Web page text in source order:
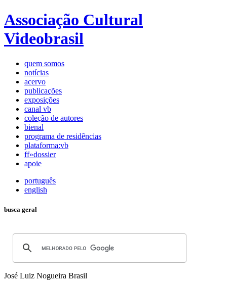
Associação Cultural
Videobrasil
quem somos
notícias
acervo
publicações
exposições
canal vb
coleção de autores
bienal
programa de residências
plataforma:vb
ff»dossier
apoie
português
english
busca geral
José Luiz Nogueira Brasil